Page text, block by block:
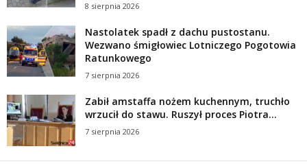
8 sierpnia 2026
Nastolatek spadł z dachu pustostanu.
Wezwano śmigłowiec Lotniczego Pogotowia
Ratunkowego
7 sierpnia 2026
Zabił amstaffa nożem kuchennym, truchło
wrzucił do stawu. Ruszył proces Piotra...
7 sierpnia 2026